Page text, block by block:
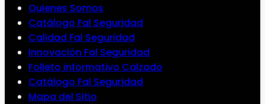
Quienes Somos
Catálogo Fal Seguridad
Calidad Fal Seguridad
Innovación Fal Seguridad
Folleto informativo Calzado
Catálogo Fal Seguridad
Mapa del Sitio